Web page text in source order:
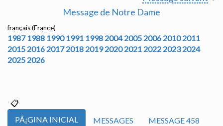
Message de Notre Dame
français (France)
1987 1988 1990 1991 1998 2004 2005 2006 2010 2011
2015 2016 2017 2018 2019 2020 2021 2022 2023 2024
2025 2026
PÃ¡GINA INICIAL MESSAGES MESSAGE 458